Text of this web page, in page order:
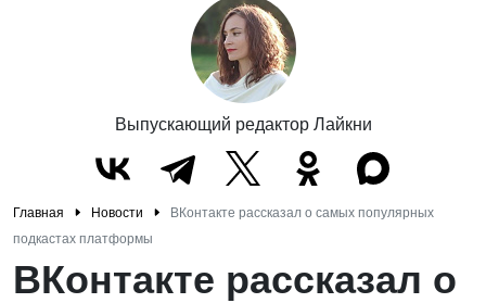
Выпускающий редактор Лайкни
Главная Новости
ВКонтакте рассказал о самых популярных
подкастах платформы
ВКонтакте рассказал о